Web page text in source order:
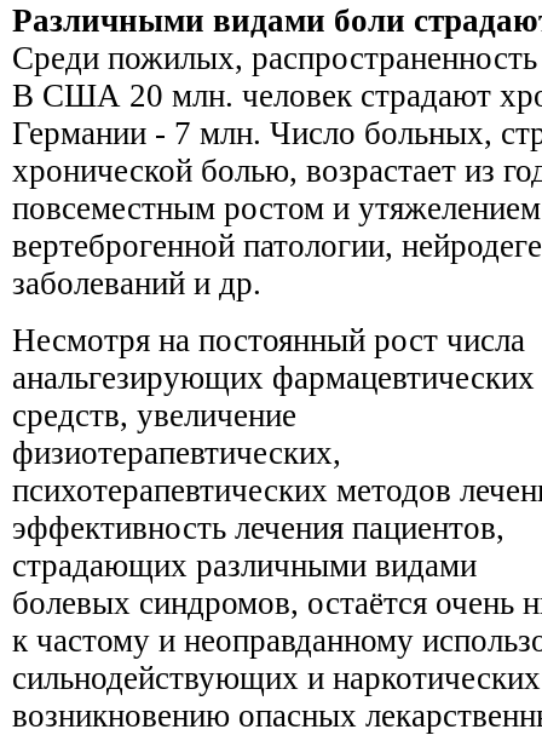
Различными видами боли
Среди пожилых,
В США 20 млн. человек страдают
Германии - 7 млн. Число больных,
хронической болью, возрастает из
повсеместным ростом и
вертеброгенной патологии,
заболеваний и др.
Несмотря на постоянный рост числа
анальгезирующих фармацевтических
средств, увеличение
физиотерапевтических,
психотерапевтических методов
эффективность лечения пациентов,
страдающих различными видами
болевых синдромов, остаётся очень
к частому и неоправданному
сильнодействующих и
возникновению опасных